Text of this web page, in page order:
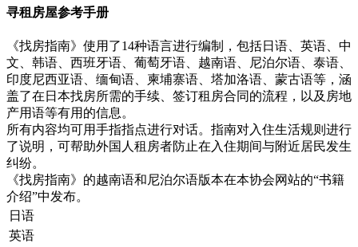
寻租房屋参考手册
《找房指南》使用了14种语言进行编制，包括日语、英语、中
文、韩语、西班牙语、葡萄牙语、越南语、尼泊尔语、泰语、
印度尼西亚语、缅甸语、柬埔寨语、塔加洛语、蒙古语等，涵
盖了在日本找房所需的手续、签订租房合同的流程，以及房地
产用语等有用的信息。
所有内容均可用手指指点进行对话。指南对入住生活规则进行
了说明，可帮助外国人租房者防止在入住期间与附近居民发生
纠纷。
《找房指南》的越南语和尼泊尔语版本在本协会网站的“书籍
介绍”中发布。
日语
英语